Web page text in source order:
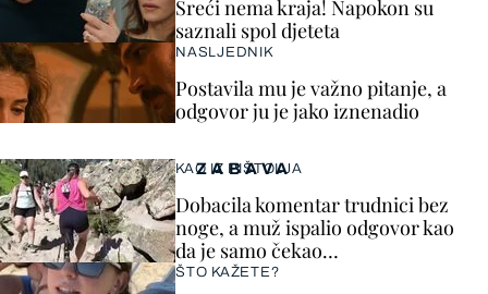
ZABAVA
KAO IZ PIŠTOLJA
Dobacila komentar trudnici bez
noge, a muž ispalio odgovor kao
da je samo čekao…
ŠTO KAŽETE?
Sreći nema kraja! Napokon su
saznali spol djeteta
NASLJEDNIK
Postavila mu je važno pitanje, a
odgovor ju je jako iznenadio